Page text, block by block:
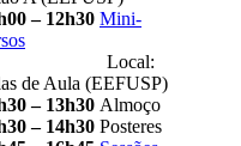
– 12h30 Mini-
de Aula (EEFUSP)
– 13h30 Almoço
– 14h30 Posteres